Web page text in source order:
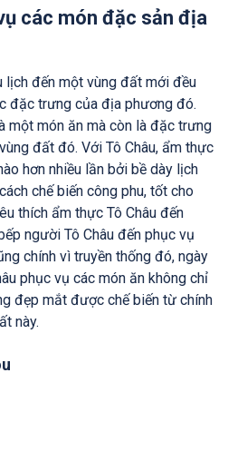
các món đặc sản địa
lịch đến một vùng đất mới đều
đặc trưng của địa phương đó.
một món ăn mà còn là đặc trưng
đất đó. Với Tô Châu, ẩm thực
hơn nhiều lần bởi bề dày lịch
chế biến công phu, tốt cho
thích ẩm thực Tô Châu đến
người Tô Châu đến phục vụ
chính vì truyền thống đó, ngày
phục vụ các món ăn không chỉ
đẹp mắt được chế biến từ chính
này.